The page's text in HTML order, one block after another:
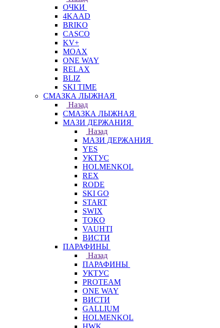
ОЧКИ
4KAAD
BRIKO
CASCO
KV+
MOAX
ONE WAY
RELAX
BLIZ
SKI TIME
СМАЗКА ЛЫЖНАЯ
Назад
СМАЗКА ЛЫЖНАЯ
МАЗИ ДЕРЖАНИЯ
Назад
МАЗИ ДЕРЖАНИЯ
YES
УКТУС
HOLMENKOL
REX
RODE
SKI GO
START
SWIX
TOKO
VAUHTI
ВИСТИ
ПАРАФИНЫ
Назад
ПАРАФИНЫ
УКТУС
PROTEAM
ONE WAY
ВИСТИ
GALLIUM
HOLMENKOL
HWK